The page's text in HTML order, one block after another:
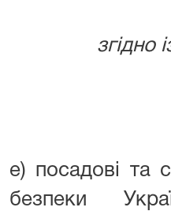
згідно
е) посадові та
безпеки